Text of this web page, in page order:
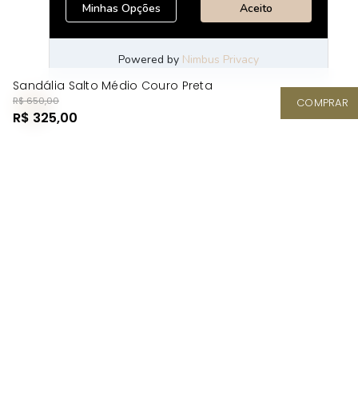
Sandália Salto Médio Couro Preta
R$ 650,00
R$ 325,00
COMPRAR